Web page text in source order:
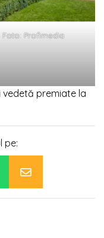
Foto: Profimedia
vedetă premiate la
pe: